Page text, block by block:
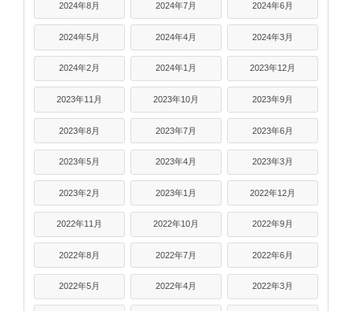
2024年8月 2024年7月 2024年6月
2024年5月 2024年4月 2024年3月
2024年2月 2024年1月 2023年12月
2023年11月 2023年10月 2023年9月
2023年8月 2023年7月 2023年6月
2023年5月 2023年4月 2023年3月
2023年2月 2023年1月 2022年12月
2022年11月 2022年10月 2022年9月
2022年8月 2022年7月 2022年6月
2022年5月 2022年4月 2022年3月